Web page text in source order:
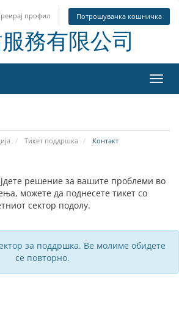
профил Потрошувачка кошничка
務有限公司
ја
Тикет поддршка Контакт
решение за вашите проблеми во
можете да поднесете тикет со
сектор подолу.
за поддршка. Ве молиме обидете
се повторно.